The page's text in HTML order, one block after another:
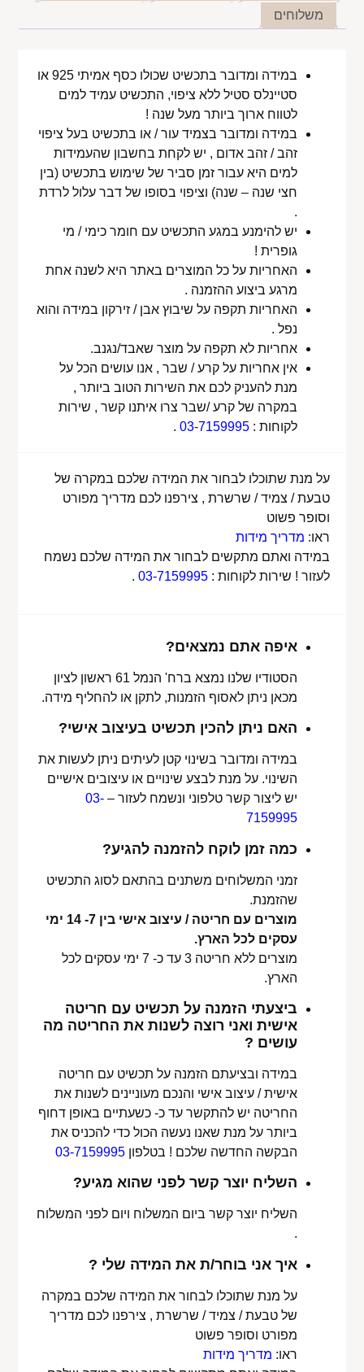
משלוחים
במידה ומדובר בתכשיט שכולו כסף אמיתי 925 או
סטיינלס סטיל ללא ציפוי, התכשיט עמיד למים
לטווח ארוך ביותר מעל שנה !
במידה ומדובר בצמיד עור / או בתכשיט בעל ציפוי
זהב / זהב אדום , יש לקחת בחשבון שהעמידות
למים היא עבור זמן סביר של שימוש בתכשיט (בין
חצי שנה – שנה) וציפוי בסופו של דבר עלול לרדת
.
יש להימנע במגע התכשיט עם חומר כימי / מי
גופרית !
האחריות על כל המוצרים באתר היא לשנה אחת
מרגע ביצוע ההזמנה .
האחריות תקפה על שיבוץ אבן / זירקון במידה והוא
נפל .
אחריות לא תקפה על מוצר שאבד/נגנב.
אין אחריות על קרע / שבר , אנו עושים הכל על
מנת להעניק לכם את השירות הטוב ביותר ,
במקרה של קרע /שבר צרו איתנו קשר , שירות
לקוחות :03-7159995
.
על מנת שתוכלו לבחור את המידה שלכם במקרה של
טבעת / צמיד / שרשרת , צירפנו לכם מדריך מפורט
וסופר פשוט
ראו: מדריך מידות
במידה ואתם מתקשים לבחור את המידה שלכם נשמח
לעזור ! שירות לקוחות :03-7159995
.
איפה אתם נמצאים?
הסטודיו שלנו נמצא ברח' הנמל 61 ראשון לציון
מכאן ניתן לאסוף הזמנות, לתקן או להחליף מידה.
האם ניתן להכין תכשיט בעיצוב אישי?
במידה ומדובר בשינוי קטן לעיתים ניתן לעשות את
השינוי. על מנת לבצע שינויים או עיצובים אישיים
יש ליצור קשר טלפוני ונשמח לעזור –03-
7159995
כמה זמן לוקח להזמנה להגיע?
זמני המשלוחים משתנים בהתאם לסוג התכשיט
שהזמנת.
מוצרים עם חריטה / עיצוב אישי בין 7- 14 ימי
עסקים לכל הארץ.
מוצרים ללא חריטה 3 עד כ- 7 ימי עסקים לכל
הארץ.
ביצעתי הזמנה על תכשיט עם חריטה
אישית ואני רוצה לשנות את החריטה מה
עושים ?
במידה ובציעתם הזמנה על תכשיט עם חריטה
אישית / עיצוב אישי והנכם מעוניינים לשנות את
החריטה יש להתקשר עד כ- כשעתיים באופן דחוף
ביותר על מנת שאנו נעשה הכול כדי להכניס את
הבקשה החדשה שלכם ! בטלפון03-7159995
השליח יוצר קשר לפני שהוא מגיע?
השליח יוצר קשר ביום המשלוח ויום לפני המשלוח
.
איך אני בוחר/ת את המידה שלי ?
על מנת שתוכלו לבחור את המידה שלכם במקרה
של טבעת / צמיד / שרשרת , צירפנו לכם מדריך
מפורט וסופר פשוט
ראו: מדריך מידות